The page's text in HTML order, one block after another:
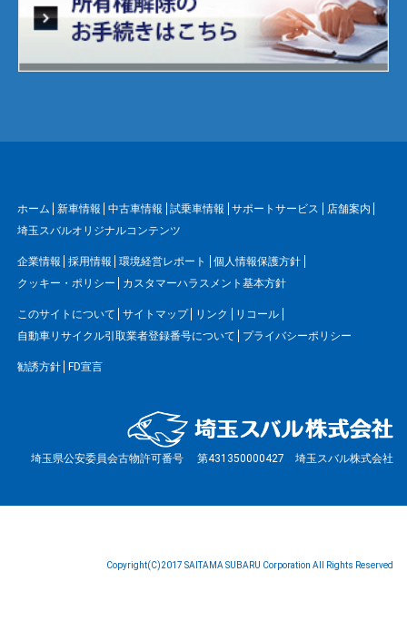
ホーム 新車情報 中古車情報 試乗車情報 サポートサービス
店舗案内
埼玉スバルオリジナルコンテンツ
企業情報 採用情報 環境経営レポート
個人情報保護方針
クッキー・ポリシー
カスタマーハラスメント基本方針
このサイトについて サイトマップ リンク
リコール
自動車リサイクル引取業者登録番号について
プライバシーポリシー
勧誘方針 FD宣言
埼玉県公安委員会古物許可番号 第431350000427 埼玉スバル株式会社
Copyright(C)2017 SAITAMA SUBARU Corporation All Rights Reserved